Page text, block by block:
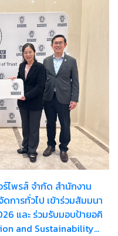
ไพรส์ จำกัด สำนักงาน
ารทั่วไป เข้าร่วมสัมมนา
ยอคิ
and Sustainability